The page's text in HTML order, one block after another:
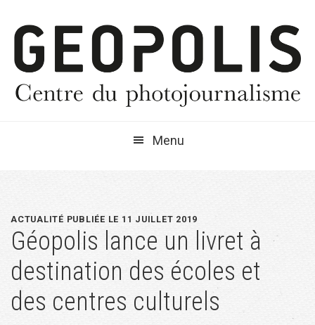
navigation
principale
contenu
principal
barre
latérale
Menu
ACTUALITÉ PUBLIÉE LE 11 JUILLET 2019
Géopolis lance un livret à
destination des écoles et
des centres culturels